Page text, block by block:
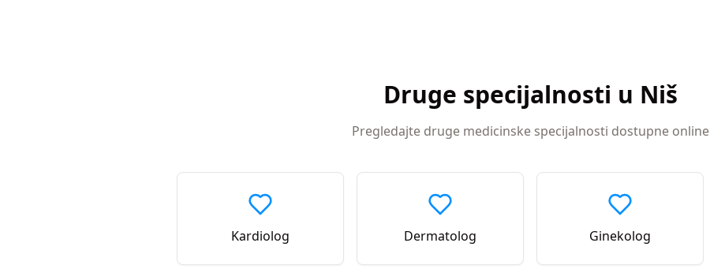
Druge specijalnosti u Niš
Pregledajte druge medicinske specijalnosti dostupne online
Kardiolog Dermatolog Ginekolog